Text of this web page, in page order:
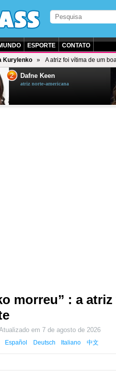
ESPORTE CONTATO
Kurylenko A atriz foi vítima de um
2 Dafne Keen
atriz norte-americana
morreu” : a
em 7 de agosto de 2026
Español Deutsch Italiano 中文